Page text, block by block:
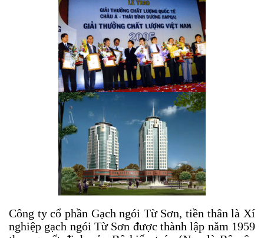
Công ty cổ phần Gạch ngói Từ Sơn, tiền thân là Xí
nghiệp gạch ngói Từ Sơn được thành lập năm 1959